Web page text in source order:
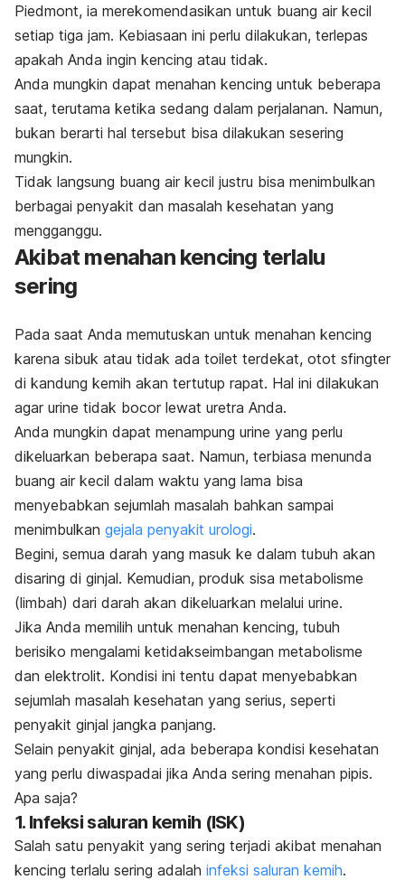
Piedmont, ia merekomendasikan untuk buang air kecil
setiap tiga jam. Kebiasaan ini perlu dilakukan, terlepas
apakah Anda ingin kencing atau tidak.
Anda mungkin dapat menahan kencing untuk beberapa
saat, terutama ketika sedang dalam perjalanan. Namun,
bukan berarti hal tersebut bisa dilakukan sesering
mungkin.
Tidak langsung buang air kecil justru bisa menimbulkan
berbagai penyakit dan masalah kesehatan yang
mengganggu.
Akibat menahan kencing terlalu
sering
Pada saat Anda memutuskan untuk menahan kencing
karena sibuk atau tidak ada toilet terdekat, otot sfingter
di kandung kemih akan tertutup rapat. Hal ini dilakukan
agar urine tidak bocor lewat uretra Anda.
Anda mungkin dapat menampung urine yang perlu
dikeluarkan beberapa saat. Namun, terbiasa menunda
buang air kecil dalam waktu yang lama bisa
menyebabkan sejumlah masalah bahkan sampai
menimbulkan gejala penyakit urologi.
Begini, semua darah yang masuk ke dalam tubuh akan
disaring di ginjal. Kemudian, produk sisa metabolisme
(limbah) dari darah akan dikeluarkan melalui urine.
Jika Anda memilih untuk menahan kencing, tubuh
berisiko mengalami ketidakseimbangan metabolisme
dan elektrolit. Kondisi ini tentu dapat menyebabkan
sejumlah masalah kesehatan yang serius, seperti
penyakit ginjal jangka panjang.
Selain penyakit ginjal, ada beberapa kondisi kesehatan
yang perlu diwaspadai jika Anda sering menahan pipis.
Apa saja?
1. Infeksi saluran kemih (ISK)
Salah satu penyakit yang sering terjadi akibat menahan
kencing terlalu sering adalah infeksi saluran kemih.